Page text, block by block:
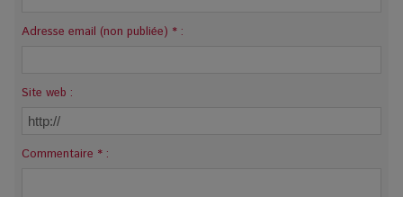
Adresse email (non publiée) * :
Site web :
Commentaire * :